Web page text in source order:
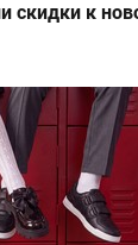
скидки к